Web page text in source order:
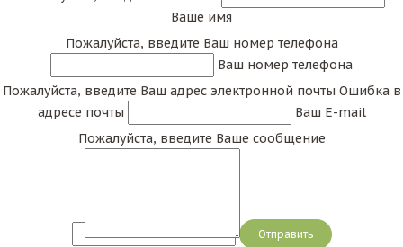
Ваше имя
Пожалуйста, введите Ваш номер телефона
Ваш номер телефона
Пожалуйста, введите Ваш адрес электронной почты Ошибка в
адресе почты
Ваш E-mail
Пожалуйста, введите Ваше сообщение
Сообщение